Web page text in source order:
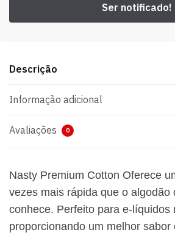
Descrição
Informação adicional
Avaliações 0
Nasty Premium Cotton Oferece
vezes mais rápida que o algodão
conhece. Perfeito para e-líquidos
proporcionando um melhor sabor